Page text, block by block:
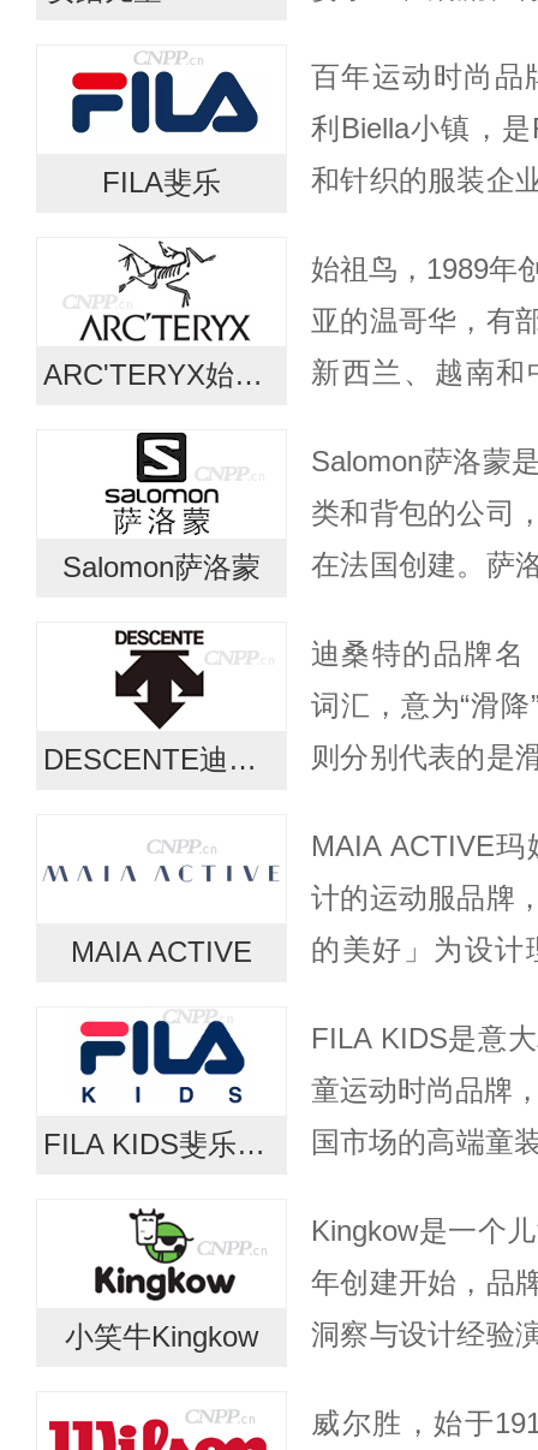
缘、hello kitty、
FILA斐乐
百年运动时尚品
利Biella小镇，
和针织的服装企
发了网球、高尔
ARC'TERYX始祖鸟
始祖鸟，1989年
亚的温哥华，有
新西兰、越南和
华，其产品多用
部，设计工...
Salomon萨洛蒙
Salomon萨洛蒙
类和背包的公司
在法国创建。萨
线除了户外鞋类
DESCENTE迪桑特
迪桑特的品牌名
词汇，意为“滑
则分别代表的是
表着迪桑特始于
MAIA ACTIVE
MAIA ACTIVE
计的运动服品牌
的美好」为设计
料和更适合亚
品...
FILA KIDS斐乐童装
FILA KIDS是意
童运动时尚品牌
国市场的高端童
利优雅风格与运
小笑牛Kingkow
Kingkow是一个
年创建开始，品
洞察与设计经验
计缤纷活泼、妙
威尔胜，始于